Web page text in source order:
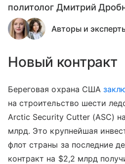
политолог Дмитрий
Авторы и
Новый контракт
Береговая охрана США
на строительство шести
Arctic Security Cutter (ASC)
млрд. Это крупнейшая
флот страны за последние
контракт на $2,2 млрд